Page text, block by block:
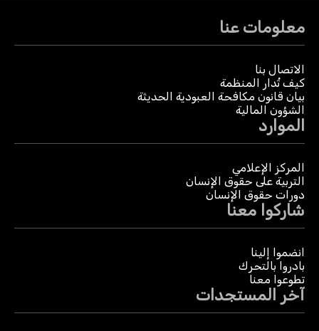
معلومات عنا
الاتصال بنا
كيف تُدار المنظمة
بيان قانون مكافحة العبودية الحديثة
الشؤون المالية
الموارد
المركز الإعلامي
التربية على حقوق الإنسان
دورات حقوق الإنسان
شاركوا معنا
انضموا إلينا
بادروا بالتحرك
تطوعوا معنا
آخر المستجدات